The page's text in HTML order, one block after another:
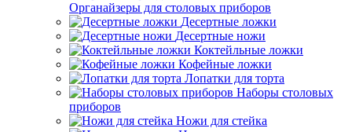
Органайзеры для столовых приборов
Десертные ложки
Десертные ножи
Коктейльные ложки
Кофейные ложки
Лопатки для торта
Наборы столовых
приборов
Ножи для стейка